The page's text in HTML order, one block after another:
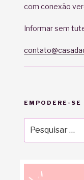
com conexão
Informar sem
EMPODERE-SE
por: